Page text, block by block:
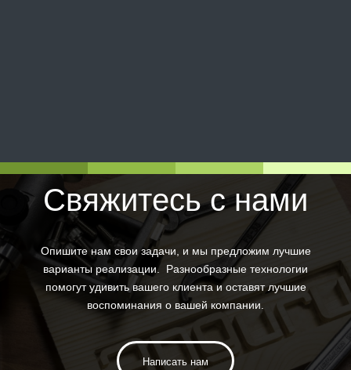
Свяжитесь с нами
Опишите нам свои задачи, и мы предложим лучшие
варианты реализации. Разнообразные технологии
помогут удивить вашего клиента и оставят лучшие
воспоминания о вашей компании.
Написать нам